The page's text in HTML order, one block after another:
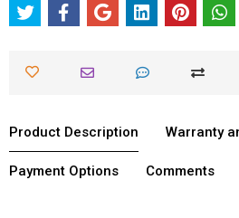
Product Description Warranty
Payment Options Comments